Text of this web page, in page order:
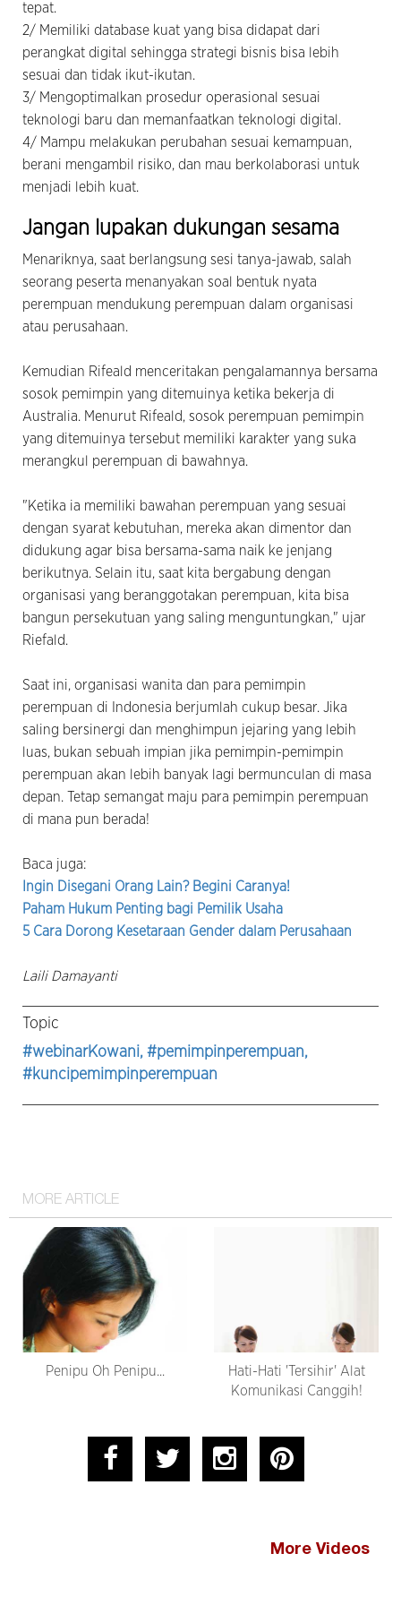
tepat.
2/ Memiliki database kuat yang bisa didapat dari
perangkat digital sehingga strategi bisnis bisa lebih
sesuai dan tidak ikut-ikutan.
3/ Mengoptimalkan prosedur operasional sesuai
teknologi baru dan memanfaatkan teknologi digital.
4/ Mampu melakukan perubahan sesuai kemampuan,
berani mengambil risiko, dan mau berkolaborasi untuk
menjadi lebih kuat.
Jangan lupakan dukungan sesama
Menariknya, saat berlangsung sesi tanya-jawab, salah
seorang peserta menanyakan soal bentuk nyata
perempuan mendukung perempuan dalam organisasi
atau perusahaan.
Kemudian Rifeald menceritakan pengalamannya bersama
sosok pemimpin yang ditemuinya ketika bekerja di
Australia. Menurut Rifeald, sosok perempuan pemimpin
yang ditemuinya tersebut memiliki karakter yang suka
merangkul perempuan di bawahnya.
"Ketika ia memiliki bawahan perempuan yang sesuai
dengan syarat kebutuhan, mereka akan dimentor dan
didukung agar bisa bersama-sama naik ke jenjang
berikutnya. Selain itu, saat kita bergabung dengan
organisasi yang beranggotakan perempuan, kita bisa
bangun persekutuan yang saling menguntungkan," ujar
Riefald.
Saat ini, organisasi wanita dan para pemimpin
perempuan di Indonesia berjumlah cukup besar. Jika
saling bersinergi dan menghimpun jejaring yang lebih
luas, bukan sebuah impian jika pemimpin-pemimpin
perempuan akan lebih banyak lagi bermunculan di masa
depan. Tetap semangat maju para pemimpin perempuan
di mana pun berada!
Baca juga:
Ingin Disegani Orang Lain? Begini Caranya!
Paham Hukum Penting bagi Pemilik Usaha
5 Cara Dorong Kesetaraan Gender dalam Perusahaan
Laili Damayanti
Topic
#webinarKowani, #pemimpinperempuan,
#kuncipemimpinperempuan
MORE ARTICLE
Penipu Oh Penipu...
Hati-Hati 'Tersihir' Alat
Komunikasi Canggih!
More Videos